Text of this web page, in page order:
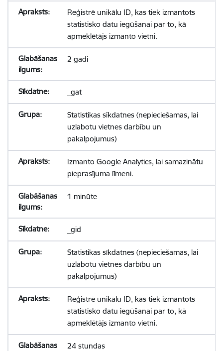
Reģistrē unikālu ID, kas tiek izmantots
statistisko datu iegūšanai par to, kā
apmeklētājs izmanto vietni.
2 gadi
_gat
Statistikas sīkdatnes (nepieciešamas, lai
uzlabotu vietnes darbību un
pakalpojumus)
Izmanto Google Analytics, lai samazinātu
pieprasījuma līmeni.
1 minūte
_gid
Statistikas sīkdatnes (nepieciešamas, lai
uzlabotu vietnes darbību un
pakalpojumus)
Reģistrē unikālu ID, kas tiek izmantots
statistisko datu iegūšanai par to, kā
apmeklētājs izmanto vietni.
24 stundas